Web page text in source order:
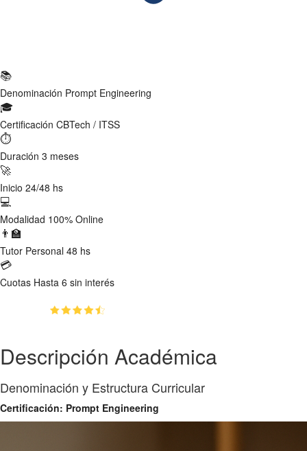
📚
Denominación Prompt Engineering
🎓
Certificación CBTech / ITSS
⏱
Duración 3 meses
🚀
Inicio 24/48 hs
💻
Modalidad 100% Online
👨‍🏫
Tutor Personal 48 hs
💳
Cuotas Hasta 6 sin interés
Descripción Académica
Denominación y Estructura Curricular
Certificación: Prompt Engineering